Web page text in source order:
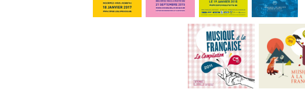
Scylla
Carl
ex-aequo Marie Warnant
/ ex-aequoEté 67